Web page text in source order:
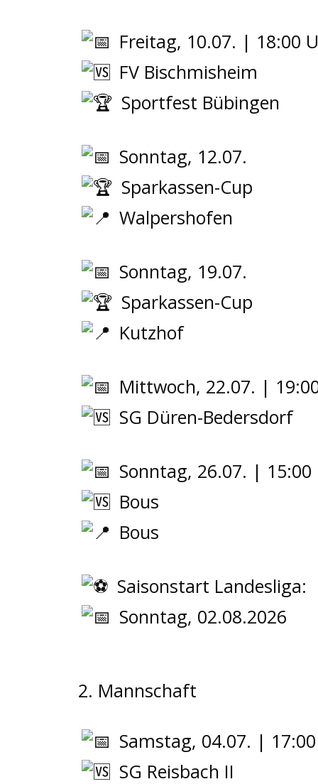
Freitag, 10.07. | 18:00
FV Bischmisheim
Sportfest Bübingen
Sonntag, 12.07.
Sparkassen-Cup
Walpershofen
Sonntag, 19.07.
Sparkassen-Cup
Kutzhof
Mittwoch, 22.07. |
SG Düren-Bedersdorf
Sonntag, 26.07. | 15:00
Bous
Bous
Saisonstart Landesliga:
Sonntag, 02.08.2026
2. Mannschaft
Samstag, 04.07. |
SG Reisbach II